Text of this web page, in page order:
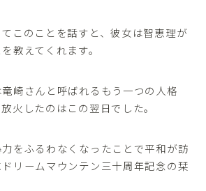
このことを話すと、彼女は智恵理が
教えてくれます。
崎さんと呼ばれるもう一つの人格
火したのはこの翌日でした。
をふるわなくなったことで平和が訪
リームマウンテン三十周年記念の栞